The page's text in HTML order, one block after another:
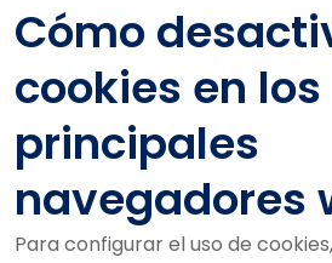
Cómo
cookies en los
principales
navegadores
Para configurar el uso de